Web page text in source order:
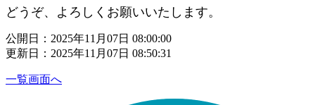
どうぞ、よろしくお願いいたします。
公開日：2025年11月07日 08:00:00
更新日：2025年11月07日 08:50:31
一覧画面へ